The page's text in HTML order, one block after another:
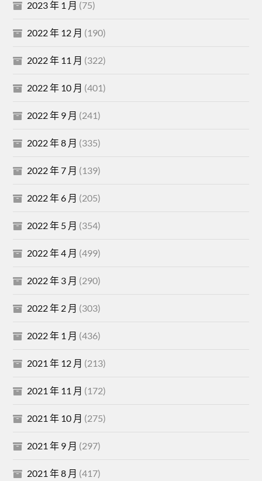
2023 年 1 月 (75)
2022 年 12 月 (190)
2022 年 11 月 (322)
2022 年 10 月 (401)
2022 年 9 月 (241)
2022 年 8 月 (335)
2022 年 7 月 (139)
2022 年 6 月 (205)
2022 年 5 月 (354)
2022 年 4 月 (499)
2022 年 3 月 (290)
2022 年 2 月 (303)
2022 年 1 月 (436)
2021 年 12 月 (213)
2021 年 11 月 (172)
2021 年 10 月 (275)
2021 年 9 月 (297)
2021 年 8 月 (417)